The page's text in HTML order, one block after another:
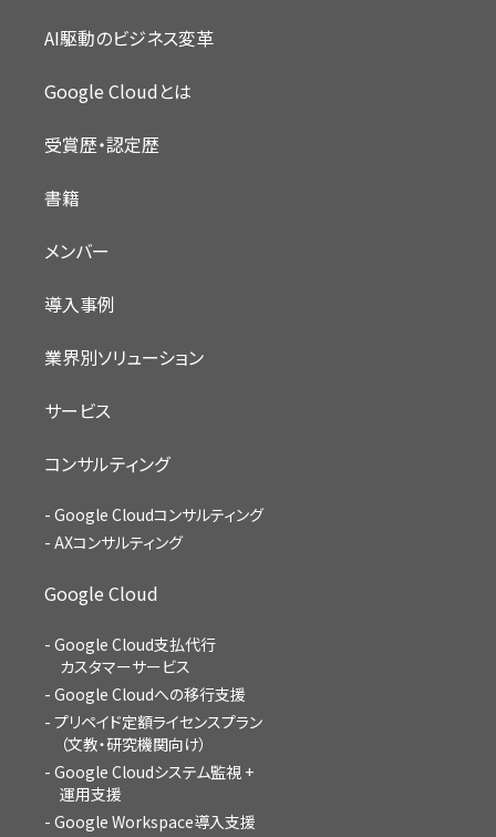
AI駆動のビジネス変革
Google Cloudとは
受賞歴・認定歴
書籍
メンバー
導入事例
業界別ソリューション
サービス
コンサルティング
Google Cloudコンサルティング
AXコンサルティング
Google Cloud
Google Cloud支払代行
カスタマーサービス
Google Cloudへの移行支援
プリペイド定額ライセンスプラン
（文教・研究機関向け）
Google Cloudシステム監視 +
運用支援
Google Workspace導入支援